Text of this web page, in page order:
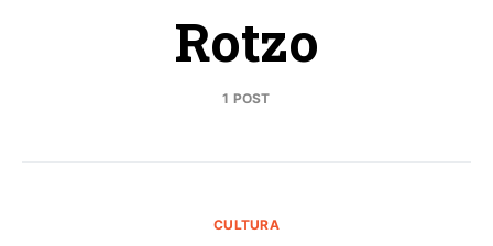
Rotzo
1 POST
CULTURA